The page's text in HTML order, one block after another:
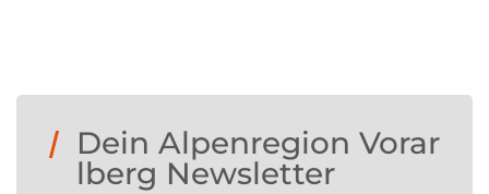
Dein Alpenregion Vorar
lberg Newsletter